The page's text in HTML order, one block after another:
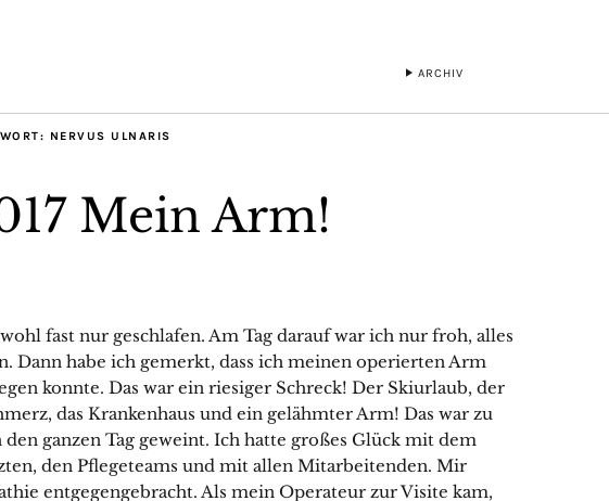
ARCHIV
NERVUS ULNARIS
Mein Arm!
fast nur geschlafen. Am Tag darauf war ich nur froh, alles
Dann habe ich gemerkt, dass ich meinen operierten Arm
konnte. Das war ein riesiger Schreck! Der Skiurlaub, der
das Krankenhaus und ein gelähmter Arm! Das war zu
ganzen Tag geweint. Ich hatte großes Glück mit dem
den Pflegeteams und mit allen Mitarbeitenden. Mir
entgegengebracht. Als mein Operateur zur Visite kam,